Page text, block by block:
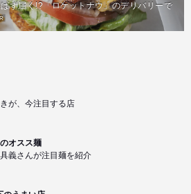
ず届く!?「ロケットナウ」のデリバリーで
が、今注目する店
オスス麺
義さんが注目麺を紹介